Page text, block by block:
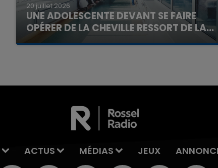
20 juillet 2026
UNE ADOLESCENTE DEVANT SE FAIRE
OPÉRER DE LA CHEVILLE RESSORT DE LA...
La famille a porté plainte contre la clinique qui a
ACTUS MÉDIAS JEUX